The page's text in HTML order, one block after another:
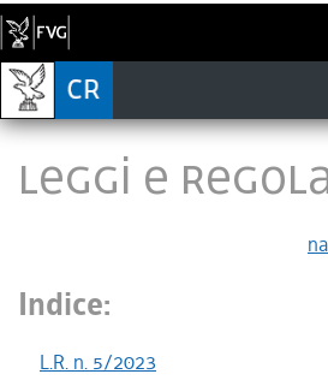
LEGGI E
Indice:
L.R. n. 5/2023